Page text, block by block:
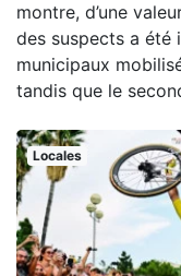
montre, d’une
des suspects a été
municipaux
tandis que le
Locales